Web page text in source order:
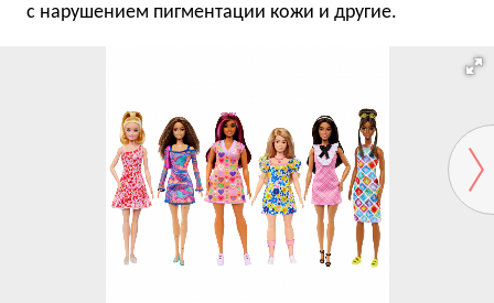
с нарушением пигментации кожи и другие.